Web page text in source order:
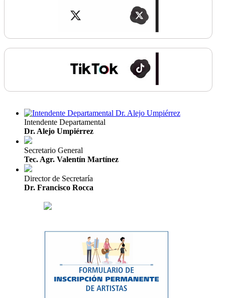
Intendente Departamental
Dr. Alejo Umpiérrez
Secretario General
Tec. Agr. Valentín Martínez
Director de Secretaría
Dr. Francisco Rocca